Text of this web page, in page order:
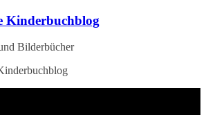
Kinderbuchblog
Bilderbücher